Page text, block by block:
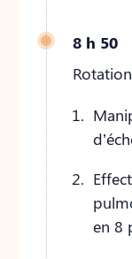
8 h 50
en 8